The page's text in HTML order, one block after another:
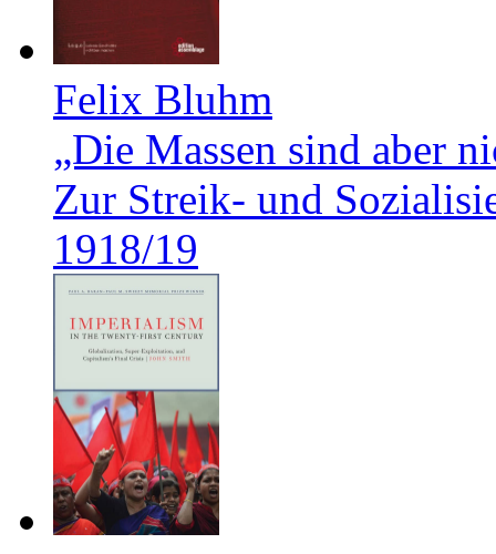
Felix Bluhm
„Die Massen sind aber
Zur Streik- und
1918/19